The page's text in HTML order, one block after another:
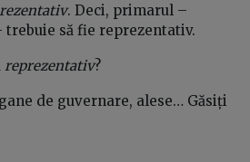
. Deci, primarul –
să fie reprezentativ.
reprezentativ?
de guvernare, alese… Găsiți